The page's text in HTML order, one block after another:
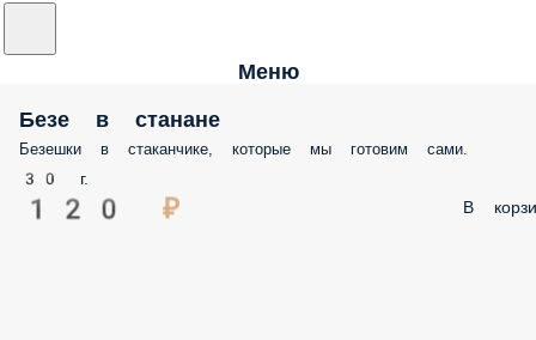
Меню
Безе в станане
Безешки в стаканчике, которые мы готовим сами.
30 г.
120 ₽ В